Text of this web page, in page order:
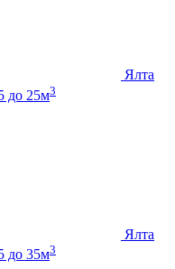
Ялта
до 25м3
Ялта
до 35м3